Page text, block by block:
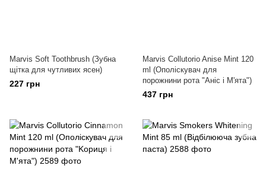
Marvis Soft Toothbrush (Зубна
щітка для чутливих ясен)
227 грн
Marvis Collutorio Anise Mint 120
ml (Ополіскувач для
порожнини рота "Аніс і М'ята")
437 грн